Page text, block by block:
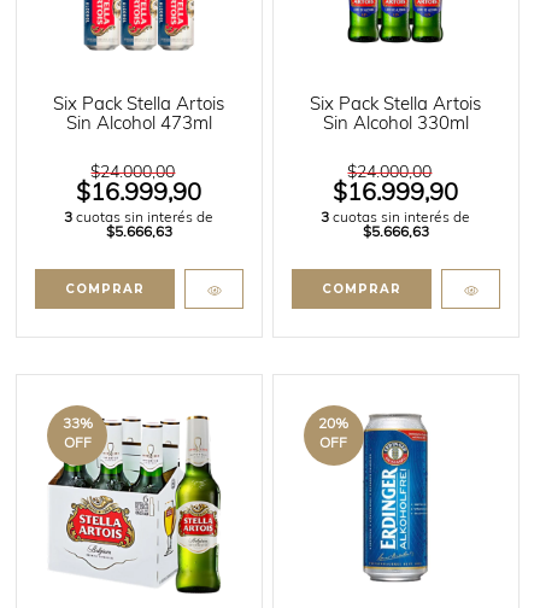
Six Pack Stella Artois
Sin Alcohol 473ml
$24.000,00
$16.999,90
3 cuotas sin interés de
$5.666,63
Six Pack Stella Artois
Sin Alcohol 330ml
$24.000,00
$16.999,90
3 cuotas sin interés de
$5.666,63
33%
OFF
20%
OFF